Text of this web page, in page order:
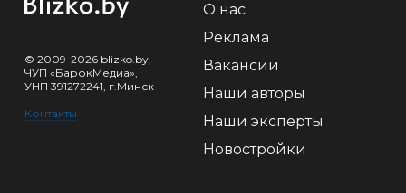
© 2009-2026 blizko.by,
ЧУП «БарокМедиа»,
УНП 391272241, г.Минск
Контакты
О нас
Реклама
Вакансии
Наши авторы
Наши эксперты
Новостройки